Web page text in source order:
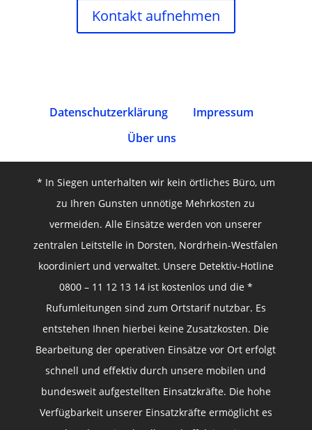
Kontakt aufnehmen
Datenschutz­erklärung
Impressum
Über uns
* In Siegen unterhalten wir kein örtliches Büro, um
zu Ihren Gunsten unnötige Mehrkosten zu
vermeiden. Alle Einsätze werden von unserer
zentralen Leitstelle in Dorsten, Nordrhein-Westfalen
koordiniert und verwaltet. Unsere Detektiv-Hotline
0800 – 11 12 13 14 ist kostenlos und die *
Rufumleitungen sind zum Ortstarif nutzbar. Es
entstehen Ihnen hierbei keine Zusatzkosten. Die
Bearbeitung der operativen Einsätze vor Ort erfolgt
schnell und effektiv durch unsere mobilen und
bundesweit aufgestellten Einsatzkräfte. Die hohe
Verfügbarkeit unserer Einsatzkräfte ermöglicht es